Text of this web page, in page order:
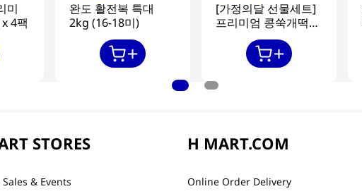
미
4팩
완도 활전복 특대
2kg (16-18미)
[가정의달 선물세트]
프리미엄 콩쑥개떡
840g + 카네이션 2개
STORES
& Events
H MART.COM
Online Order Delivery